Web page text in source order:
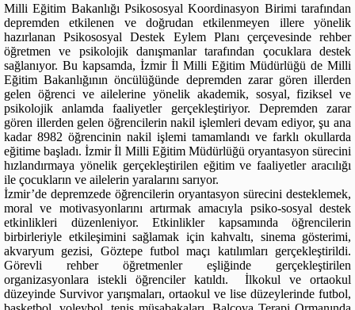
Milli Eğitim Bakanlığı Psikososyal Koordinasyon Birimi tarafından
depremden etkilenen ve doğrudan etkilenmeyen illere yönelik
hazırlanan Psikososyal Destek Eylem Planı çerçevesinde rehber
öğretmen ve psikolojik danışmanlar tarafından çocuklara destek
sağlanıyor. Bu kapsamda, İzmir İl Milli Eğitim Müdürlüğü de Milli
Eğitim Bakanlığının öncülüğünde depremden zarar gören illerden
gelen öğrenci ve ailelerine yönelik akademik, sosyal, fiziksel ve
psikolojik anlamda faaliyetler gerçekleştiriyor. Depremden zarar
gören illerden gelen öğrencilerin nakil işlemleri devam ediyor, şu ana
kadar 8982 öğrencinin nakil işlemi tamamlandı ve farklı okullarda
eğitime başladı. İzmir İl Milli Eğitim Müdürlüğü oryantasyon sürecini
hızlandırmaya yönelik gerçekleştirilen eğitim ve faaliyetler aracılığı
ile çocukların ve ailelerin yaralarını sarıyor.
İzmir’de depremzede öğrencilerin oryantasyon sürecini desteklemek,
moral ve motivasyonlarını artırmak amacıyla psiko-sosyal destek
etkinlikleri düzenleniyor. Etkinlikler kapsamında öğrencilerin
birbirleriyle etkileşimini sağlamak için kahvaltı, sinema gösterimi,
akvaryum gezisi, Göztepe futbol maçı katılımları gerçekleştirildi.
Görevli rehber öğretmenler eşliğinde gerçekleştirilen
organizasyonlara istekli öğrenciler katıldı. İlkokul ve ortaokul
düzeyinde Survivor yarışmaları, ortaokul ve lise düzeylerinde futbol,